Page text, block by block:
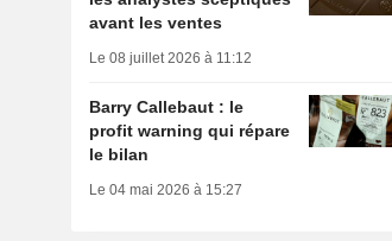
avant les ventes
Le 08 juillet 2026 à 11:12
Barry Callebaut : le
profit warning qui répare
le bilan
Le 04 mai 2026 à 15:27